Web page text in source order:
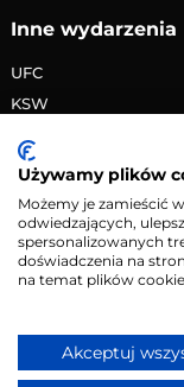
Inne wydarzenia
UFC
KSW
PRIME MMA
Żużlowa Ekstraliga
Speedway Grand Prix
Skoki narciarskie
Kontakt•
Używamy plików
Możemy je zamieścić
odwiedzających,
spersonalizowanych
doświadczenia na
na temat plików
Akceptuj